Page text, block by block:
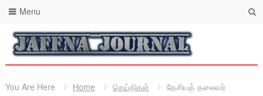
Menu
You Are Here Home செய்திகள்
தேசியத் தலைவர்